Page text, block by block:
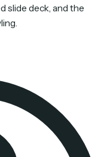
slide deck, and the